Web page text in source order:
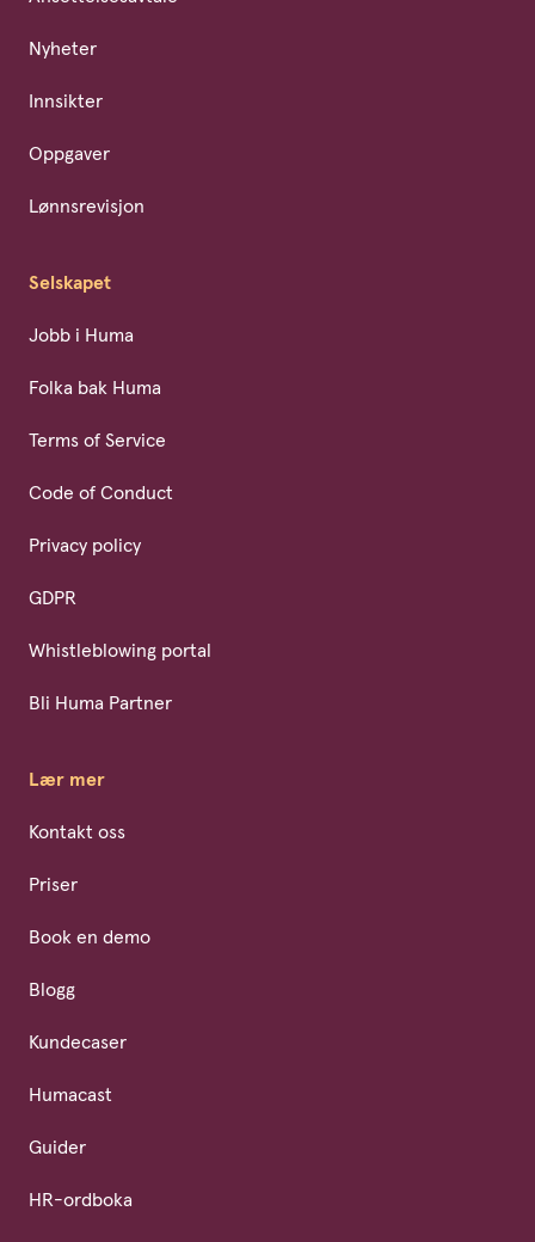
Nyheter
Innsikter
Oppgaver
Lønnsrevisjon
Selskapet
Jobb i Huma
Folka bak Huma
Terms of Service
Code of Conduct
Privacy policy
GDPR
Whistleblowing portal
Bli Huma Partner
Lær mer
Kontakt oss
Priser
Book en demo
Blogg
Kundecaser
Humacast
Guider
HR-ordboka